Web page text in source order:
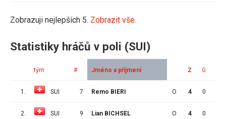
Zobrazuji nejlepších 5. Zobrazit vše.
Statistiky hráčů v poli (SUI)
tým # Jméno a příjmení Z G
1. SUI 7 Remo BIERI O 4 0
2. SUI 9 Lian BICHSEL O 4 0